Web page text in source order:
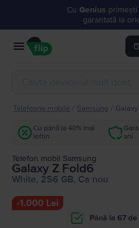
Cu Genius primești
garantată la
Telefoane mobile Samsung
Cu până la 40% mai
ieftin
ani
Telefon mobil Samsung
Galaxy Z Fold6
White, 256 GB, Ca nou
-1.000 Lei